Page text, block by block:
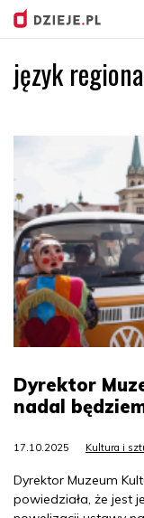
język
Dyrektor
nadal
17.10.2025 Kultura i
Dyrektor Muzeum
powiedziała, że jest